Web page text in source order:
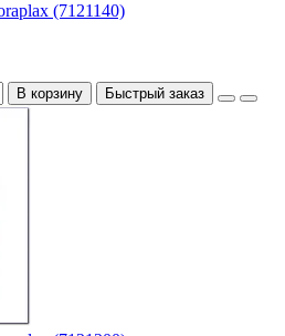
(7121140)
В корзину Быстрый заказ